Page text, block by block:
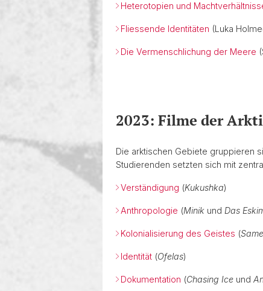
Heterotopien und
Fliessende Identitäten (Luka
Die Vermenschlichung der Meere
2023: Filme der
Die arktischen Gebiete gruppieren
Studierenden setzten sich mit
Verständigung (Kukushka)
Anthropologie (Minik und Das
Kolonialisierung des Geistes (
Identität (Ofelas)
Dokumentation (Chasing Ice und